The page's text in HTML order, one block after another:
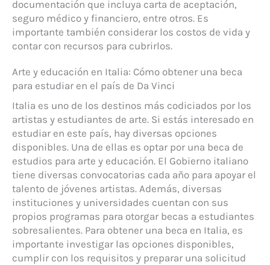
documentación que incluya carta de aceptación,
seguro médico y financiero, entre otros. Es
importante también considerar los costos de vida y
contar con recursos para cubrirlos.
Arte y educación en Italia: Cómo obtener una beca
para estudiar en el país de Da Vinci
Italia es uno de los destinos más codiciados por los
artistas y estudiantes de arte. Si estás interesado en
estudiar en este país, hay diversas opciones
disponibles. Una de ellas es optar por una beca de
estudios para arte y educación. El Gobierno italiano
tiene diversas convocatorias cada año para apoyar el
talento de jóvenes artistas. Además, diversas
instituciones y universidades cuentan con sus
propios programas para otorgar becas a estudiantes
sobresalientes. Para obtener una beca en Italia, es
importante investigar las opciones disponibles,
cumplir con los requisitos y preparar una solicitud